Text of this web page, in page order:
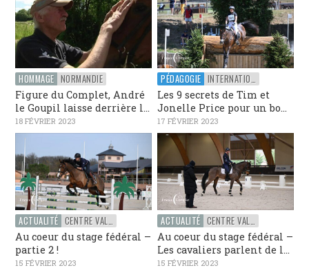
HOMMAGE NORMANDIE
Figure du Complet, André
le Goupil laisse derrière l...
18 FÉVRIER 2023
PÉDAGOGIE
INTERNATIONAL
Les 9 secrets de Tim et
Jonelle Price pour un bo...
17 FÉVRIER 2023
ACTUALITÉ
CENTRE VAL-DE-LOIRE
Au coeur du stage fédéral –
partie 2 !
15 FÉVRIER 2023
ACTUALITÉ
CENTRE VAL-DE-LOIRE
Au coeur du stage fédéral –
Les cavaliers parlent de l...
15 FÉVRIER 2023